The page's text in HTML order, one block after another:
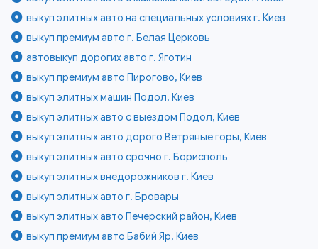
выкуп элитных авто на специальных условиях г. Киев
выкуп премиум авто г. Белая Церковь
автовыкуп дорогих авто г. Яготин
выкуп премиум авто Пирогово, Киев
выкуп элитных машин Подол, Киев
выкуп элитных авто с выездом Подол, Киев
выкуп элитных авто дорого Ветряные горы, Киев
выкуп элитных авто срочно г. Борисполь
выкуп элитных внедорожников г. Киев
выкуп элитных авто г. Бровары
выкуп элитных авто Печерский район, Киев
выкуп премиум авто Бабий Яр, Киев